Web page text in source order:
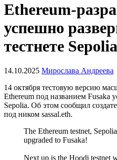
Ethereum-
успешно
тестнете Sepolia
14.10.2025 Мирослава Андреева
14 октября тестовую версию
Ethereum под названием Fusaka
Sepolia. Об этом сообщил
под ником sassal.eth.
The Ethereum testnet,
upgraded to Fusaka!
Next up is the Hoodi testnet